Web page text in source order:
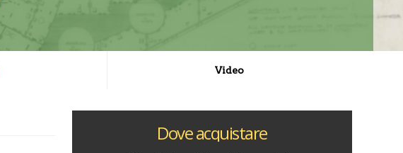
Video
Dove acquistare